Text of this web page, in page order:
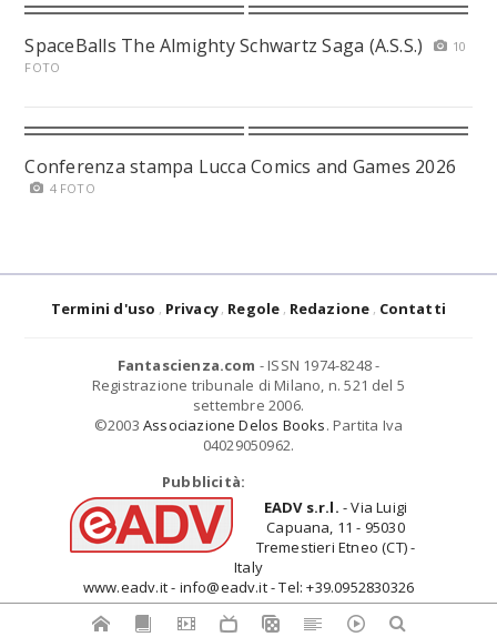
SpaceBalls The Almighty Schwartz Saga (A.S.S.)
10
FOTO
Conferenza stampa Lucca Comics and Games 2026
4 FOTO
Termini d'uso Privacy Regole Redazione Contatti
Fantascienza.com - ISSN 1974-8248 -
Registrazione tribunale di Milano, n. 521 del 5
settembre 2006.
©2003 Associazione Delos Books. Partita Iva
04029050962.
Pubblicità:
EADV s.r.l. - Via Luigi
Capuana, 11 - 95030
Tremestieri Etneo (CT) -
Italy
www.eadv.it - info@eadv.it - Tel: +39.0952830326